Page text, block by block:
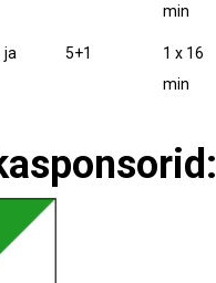
min
ja
5+1
1 x 16
min